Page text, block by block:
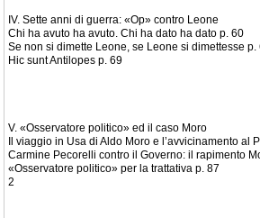
IV. Sette anni di guerra: «Op» contro Leone
Chi ha avuto ha avuto. Chi ha dato ha dato p. 60
Se non si dimette Leone, se Leone si dimettesse p.
Hic sunt Antilopes p. 69
V. «Osservatore politico» ed il caso Moro
Il viaggio in Usa di Aldo Moro e l’avvicinamento al
Carmine Pecorelli contro il Governo: il rapimento
«Osservatore politico» per la trattativa p. 87
2